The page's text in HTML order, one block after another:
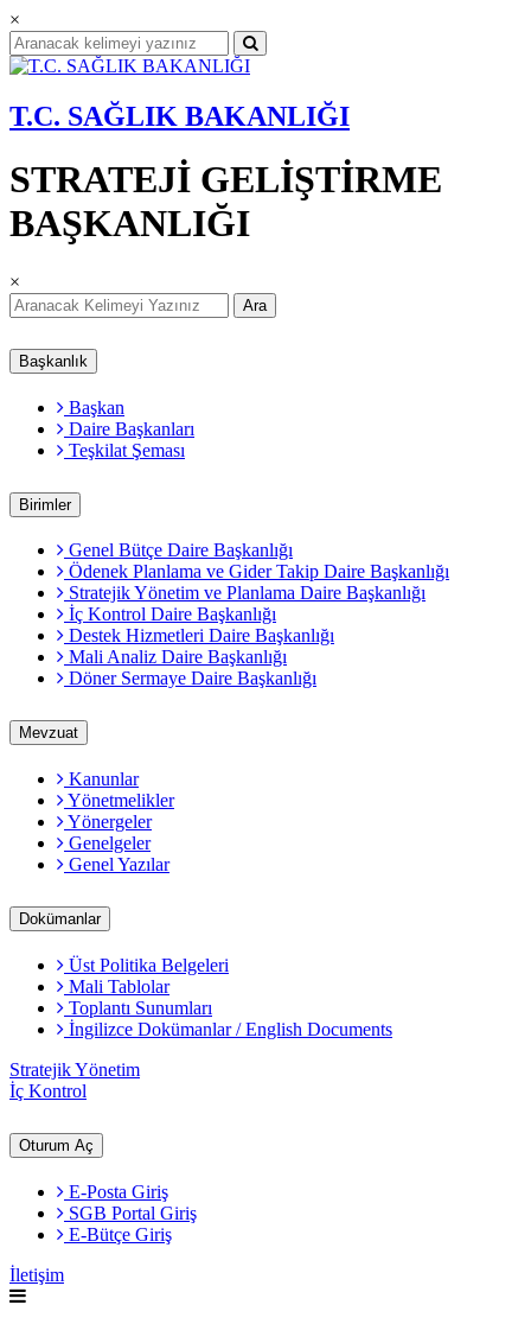
×
T.C. SAĞLIK BAKANLIĞI
STRATEJİ GELİŞTİRME
BAŞKANLIĞI
×
Ara
Başkanlık
Başkan
Daire Başkanları
Teşkilat Şeması
Birimler
Genel Bütçe Daire Başkanlığı
Ödenek Planlama ve Gider Takip Daire Başkanlığı
Stratejik Yönetim ve Planlama Daire Başkanlığı
İç Kontrol Daire Başkanlığı
Destek Hizmetleri Daire Başkanlığı
Mali Analiz Daire Başkanlığı
Döner Sermaye Daire Başkanlığı
Mevzuat
Kanunlar
Yönetmelikler
Yönergeler
Genelgeler
Genel Yazılar
Dokümanlar
Üst Politika Belgeleri
Mali Tablolar
Toplantı Sunumları
İngilizce Dokümanlar / English Documents
Stratejik Yönetim
İç Kontrol
Oturum Aç
E-Posta Giriş
SGB Portal Giriş
E-Bütçe Giriş
İletişim